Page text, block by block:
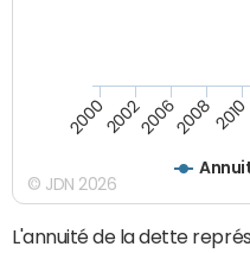
20002002200620082010
© JDN 2026
L'annuité de la dette